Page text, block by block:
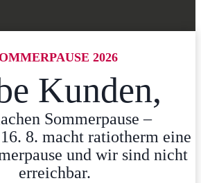
2026
Kunden,
Sommerpause –
8. macht ratiotherm eine
und wir sind nicht
erreichbar.